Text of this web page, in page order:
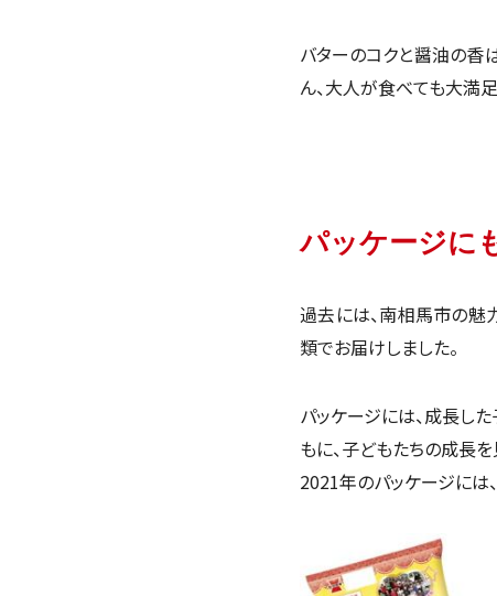
バターのコクと醤油の香
ん、大人が食べても大満
パッケージに
過去には、南相馬市の魅
類でお届けしました。
パッケージには、成長し
もに、子どもたちの成長
2021年のパッケージには